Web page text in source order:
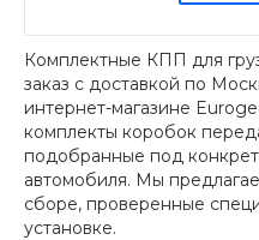
Комплектные КПП для
заказ с доставкой по
интернет-магазине
комплекты коробок
подобранные под
автомобиля. Мы
сборе, проверенные
установке.